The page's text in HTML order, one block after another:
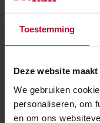
Toestemming
Deze website
We gebruiken
personaliseren, om
en om ons